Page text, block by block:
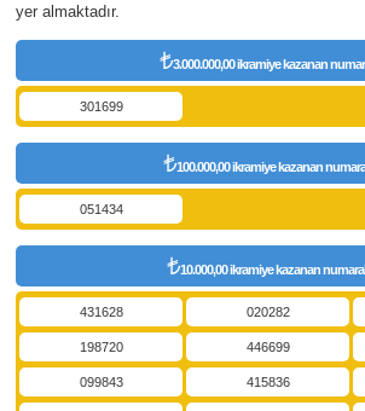
yer almaktadır.
3.000.000,00 ikramiye kazanan
301699
100.000,00 ikramiye kazanan
051434
10.000,00 ikramiye kazanan
431628 020282
198720 446699
099843 415836